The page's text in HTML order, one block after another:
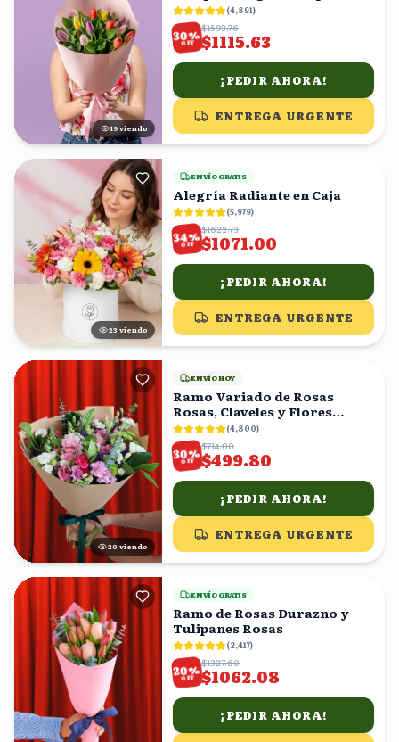
20 viendo
(4,891)
30%
OFF
$1593.76
$1115.63
¡PEDIR AHORA!
ENTREGA URGENTE
23 viendo
ENVÍO GRATIS
Alegría Radiante en Caja
(5,979)
34%
OFF
$1622.73
$1071.00
¡PEDIR AHORA!
ENTREGA URGENTE
21 viendo
ENVÍO HOY
Ramo Variado de Rosas
Rosas, Claveles y Flores
Mixtas con Eucalipto
(4,800)
30%
OFF
$714.00
$499.80
¡PEDIR AHORA!
ENTREGA URGENTE
ENVÍO GRATIS
Ramo de Rosas Durazno y
Tulipanes Rosas
(2,417)
20%
OFF
$1327.60
$1062.08
¡PEDIR AHORA!